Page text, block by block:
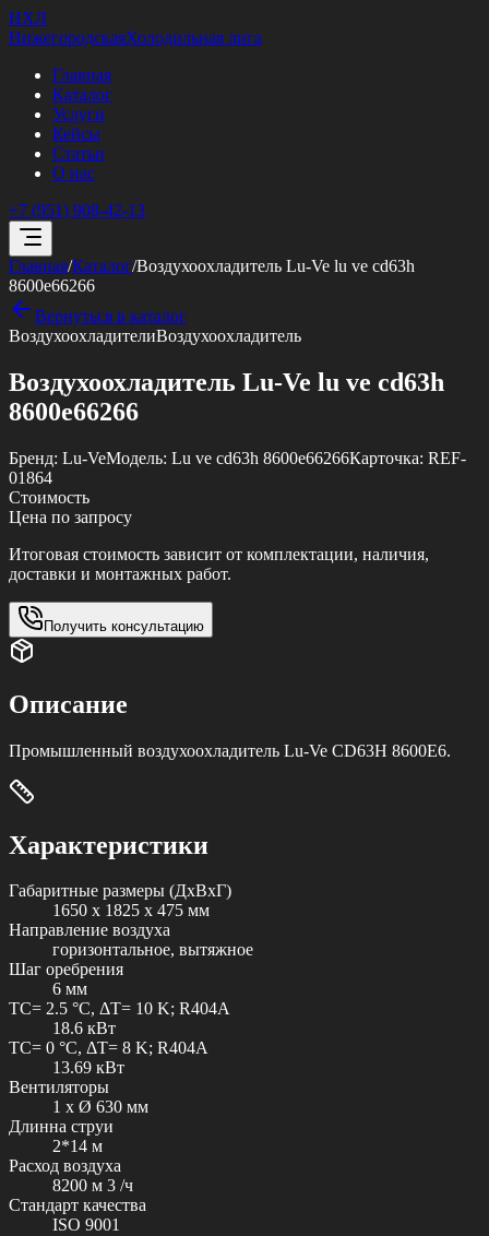
НХЛ
НижегородскаяХолодильная лига
Главная
Каталог
Услуги
Кейсы
Статьи
О нас
+7 (951) 908-42-13
Главная/Каталог/Воздухоохладитель Lu-Ve lu ve cd63h
8600e66266
Вернуться в каталог
ВоздухоохладителиВоздухоохладитель
Воздухоохладитель Lu-Ve lu ve cd63h
8600e66266
Бренд: Lu-VeМодель: Lu ve cd63h 8600e66266Карточка: REF-
01864
Стоимость
Цена по запросу
Итоговая стоимость зависит от комплектации, наличия,
доставки и монтажных работ.
Получить консультацию
Описание
Промышленный воздухоохладитель Lu-Ve CD63H 8600E6.
Характеристики
Габаритные размеры (ДxВxГ)
1650 x 1825 x 475 мм
Направление воздуха
горизонтальное, вытяжное
Шаг оребрения
6 мм
TC= 2.5 °C, ΔT= 10 K; R404A
18.6 кВт
TC= 0 °C, ΔT= 8 K; R404A
13.69 кВт
Вентиляторы
1 x Ø 630 мм
Длинна струи
2*14 м
Расход воздуха
8200 м 3 /ч
Стандарт качества
ISO 9001